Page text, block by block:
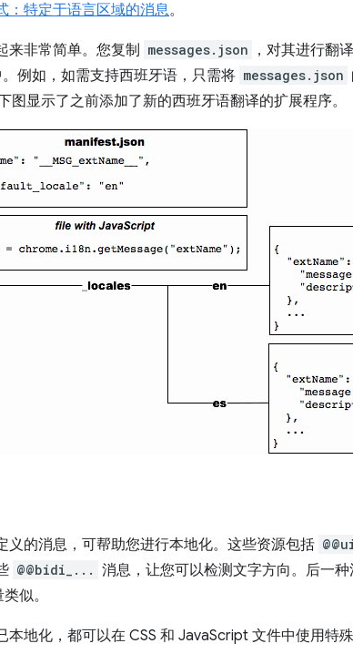
：特定于语言区域的消息。
来非常简单。您复制 messages.json ，对其进行翻
例如，如需支持西班牙语，只需将 messages.json
图显示了之前添加了新的西班牙语翻译的扩展程序。
义的消息，可帮助您进行本地化。这些资源包括
@@bidi_... 消息，让您可以检测文字方向。后一
似。
本地化，都可以在 CSS 和 JavaScript 文件中使用特